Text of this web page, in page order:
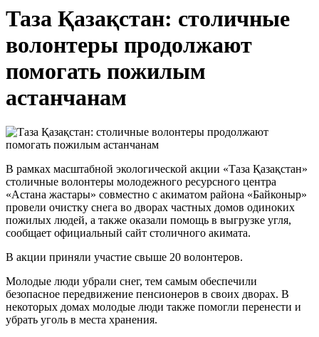
Таза Қазақстан: столичные
волонтеры продолжают
помогать пожилым
астанчанам
В рамках масштабной экологической акции «Таза Қазақстан»
столичные волонтеры молодежного ресурсного центра
«Астана жастары» совместно с акиматом района «Байконыр»
провели очистку снега во дворах частных домов одиноких
пожилых людей, а также оказали помощь в выгрузке угля,
сообщает официальный сайт столичного акимата.
В акции приняли участие свыше 20 волонтеров.
Молодые люди убрали снег, тем самым обеспечили
безопасное передвижение пенсионеров в своих дворах. В
некоторых домах молодые люди также помогли перенести и
убрать уголь в места хранения.